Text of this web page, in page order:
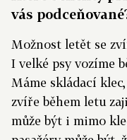
vás
Možnost letět se
I velké psy vozíme
Máme skládací
zvíře během letu
může být i mimo